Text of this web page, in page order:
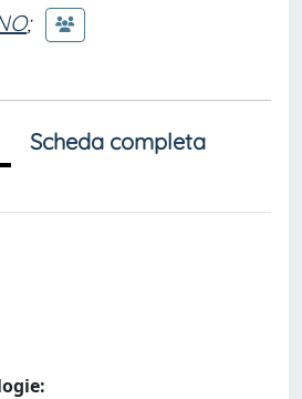
;
Scheda completa